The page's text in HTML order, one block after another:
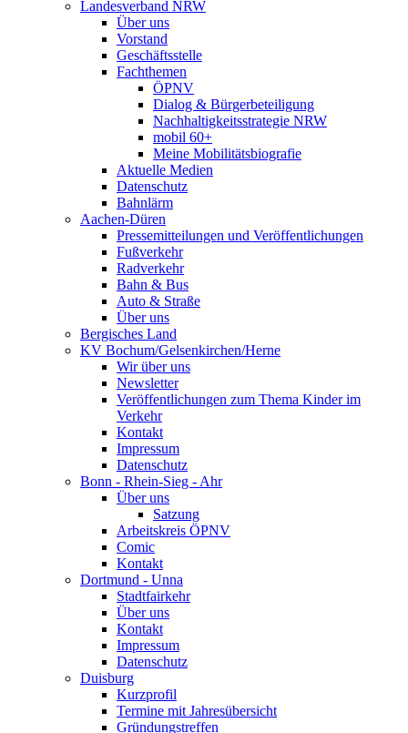
Landesverband NRW
Über uns
Vorstand
Geschäftsstelle
Fachthemen
ÖPNV
Dialog & Bürgerbeteiligung
Nachhaltigkeitsstrategie NRW
mobil 60+
Meine Mobilitätsbiografie
Aktuelle Medien
Datenschutz
Bahnlärm
Aachen-Düren
Pressemitteilungen und Veröffentlichungen
Fußverkehr
Radverkehr
Bahn & Bus
Auto & Straße
Über uns
Bergisches Land
KV Bochum/Gelsenkirchen/Herne
Wir über uns
Newsletter
Veröffentlichungen zum Thema Kinder im
Verkehr
Kontakt
Impressum
Datenschutz
Bonn - Rhein-Sieg - Ahr
Über uns
Satzung
Arbeitskreis ÖPNV
Comic
Kontakt
Dortmund - Unna
Stadtfairkehr
Über uns
Kontakt
Impressum
Datenschutz
Duisburg
Kurzprofil
Termine mit Jahresübersicht
Gründungstreffen